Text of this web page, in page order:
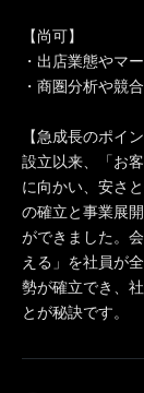
【尚可】
・出店業態やマ
・商圏分析や競
【急成長のポイン
設立以来、「お
に向かい、安さ
の確立と事業展
ができました。
える」を社員が
勢が確立でき、
とが秘訣です。